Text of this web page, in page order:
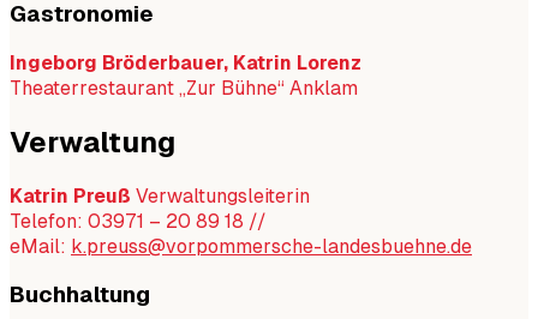
Gastronomie
Ingeborg Bröderbauer, Katrin Lorenz
Theaterrestaurant „Zur Bühne“ Anklam
Verwaltung
Katrin Preuß Verwaltungsleiterin
Telefon: 03971 – 20 89 18 //
eMail: k.preuss@vorpommersche-landesbuehne.de
Buchhaltung